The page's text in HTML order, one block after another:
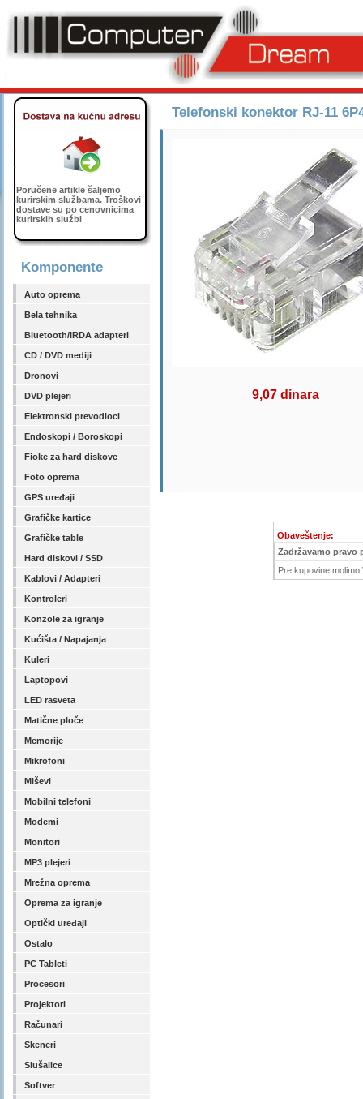
Poručene artikle šaljemo
kurirskim službama. Troškovi
dostave su po cenovnicima
kurirskih službi
Komponente
Auto oprema
Bela tehnika
Bluetooth/IRDA adapteri
CD / DVD mediji
Dronovi
DVD plejeri
Elektronski prevodioci
Endoskopi / Boroskopi
Fioke za hard diskove
Foto oprema
GPS uređaji
Grafičke kartice
Grafičke table
Hard diskovi / SSD
Kablovi / Adapteri
Kontroleri
Konzole za igranje
Kućišta / Napajanja
Kuleri
Laptopovi
LED rasveta
Matične ploče
Memorije
Mikrofoni
Miševi
Mobilni telefoni
Modemi
Monitori
MP3 plejeri
Mrežna oprema
Oprema za igranje
Optički uređaji
Ostalo
PC Tableti
Procesori
Projektori
Računari
Skeneri
Slušalice
Softver
Telefonski konektor RJ-11
9,07 dinara
Obaveštenje:
Zadržavamo pravo
Pre kupovine